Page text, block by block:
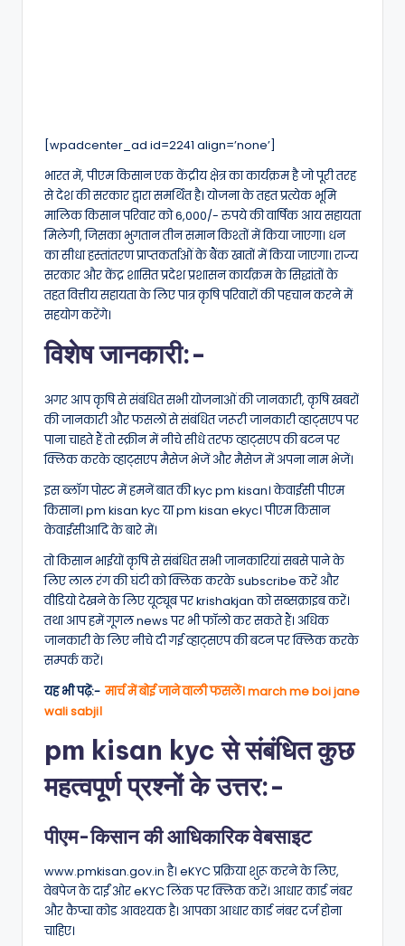
[wpadcenter_ad id=2241 align=’none’]
भारत में, पीएम किसान एक केंद्रीय क्षेत्र का कार्यक्रम है जो पूरी तरह
से देश की सरकार द्वारा समर्थित है। योजना के तहत प्रत्येक भूमि
मालिक किसान परिवार को 6,000/- रुपये की वार्षिक आय सहायता
मिलेगी, जिसका भुगतान तीन समान किश्तों में किया जाएगा। धन
का सीधा हस्तांतरण प्राप्तकर्ताओं के बैंक खातों में किया जाएगा। राज्य
सरकार और केंद्र शासित प्रदेश प्रशासन कार्यक्रम के सिद्धांतों के
तहत वित्तीय सहायता के लिए पात्र कृषि परिवारों की पहचान करने में
सहयोग करेंगे।
विशेष जानकारी:-
अगर आप कृषि से संबंधित सभी योजनाओं की जानकारी, कृषि खबरों
की जानकारी और फसलों से संबंधित जरूरी जानकारी व्हाट्सएप पर
पाना चाहते हैं तो स्क्रीन में नीचे सीधे तरफ व्हाट्सएप की बटन पर
क्लिक करके व्हाट्सएप मैसेज भेजें और मैसेज में अपना नाम भेजें।
इस ब्लॉग पोस्ट में हमनें बात की kyc pm kisan। केवाईसी पीएम
किसान। pm kisan kyc या pm kisan ekyc। पीएम किसान
केवाईसीआदि के बारे में।
तो किसान भाईयों कृषि से संबंधित सभी जानकारियां सबसे पाने के
लिए लाल रंग की घंटी को क्लिक करके subscribe करें और
वीडियो देखने के लिए यूट्यूब पर krishakjan को सब्सक्राइब करें।
तथा आप हमें गूगल news पर भी फॉलो कर सकते हैं। अधिक
जानकारी के लिए नीचे दी गई व्हाट्सएप की बटन पर क्लिक करके
सम्पर्क करें।
यह भी पढ़ें:- मार्च में बोई जाने वाली फसलें। march me boi jane
wali sabji।
pm kisan kyc से संबंधित कुछ
महत्वपूर्ण प्रश्नों के उत्तर:-
पीएम-किसान की आधिकारिक वेबसाइट
www.pmkisan.gov.in है। eKYC प्रक्रिया शुरू करने के लिए,
वेबपेज के दाईं ओर eKYC लिंक पर क्लिक करें। आधार कार्ड नंबर
और कैप्चा कोड आवश्यक है। आपका आधार कार्ड नंबर दर्ज होना
चाहिए।